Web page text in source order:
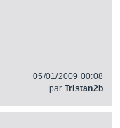
05/01/2009 00:08
par Tristan2b